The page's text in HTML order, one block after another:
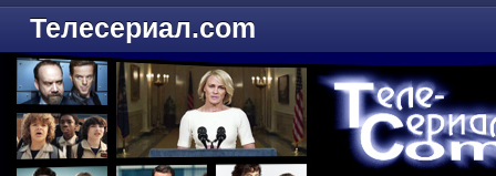
Телесериал.com